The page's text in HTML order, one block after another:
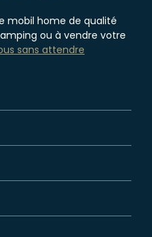
mobil home de qualité
ou à vendre votre
sans attendre